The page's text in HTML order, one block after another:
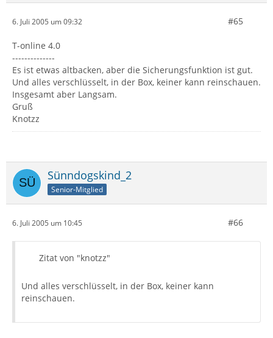
6. Juli 2005 um 09:32 #65
T-online 4.0
--------------
Es ist etwas altbacken, aber die Sicherungsfunktion ist gut.
Und alles verschlüsselt, in der Box, keiner kann reinschauen.
Insgesamt aber Langsam.
Gruß
Knotzz
Sünndogskind_2
Senior-Mitglied
6. Juli 2005 um 10:45 #66
Zitat von "knotzz"
Und alles verschlüsselt, in der Box, keiner kann
reinschauen.